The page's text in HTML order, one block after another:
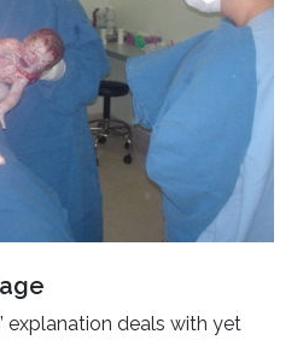
explanation deals with yet